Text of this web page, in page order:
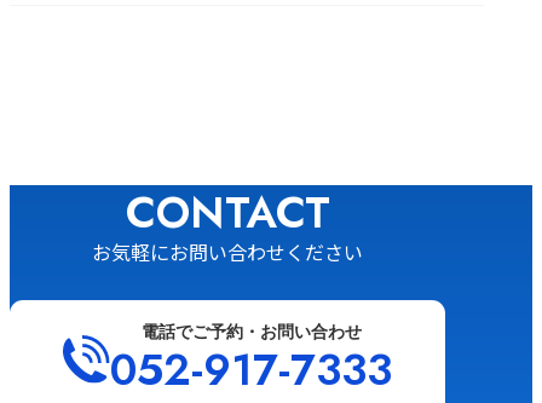
CONTACT
お気軽にお問い合わせください
電話でご予約・お問い合わせ
052-917-7333